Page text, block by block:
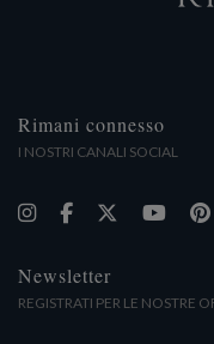
Rimani connesso
I NOSTRI CANALI SOCIAL
Newsletter
REGISTRATI PER LE NOSTRE